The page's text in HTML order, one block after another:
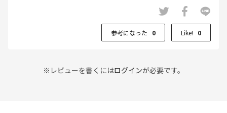
参考になった 0 Like! 0
※レビューを書くにはログインが必要です。